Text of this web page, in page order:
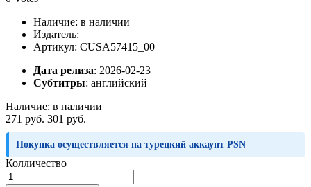
Наличие: в наличии
Издатель:
Артикул: CUSA57415_00
Дата релиза: 2026-02-23
Субтитры: английский
Наличие: в наличии
271 руб. 301 руб.
Покупка осуществляется на турецкий аккаунт PSN
Колличество